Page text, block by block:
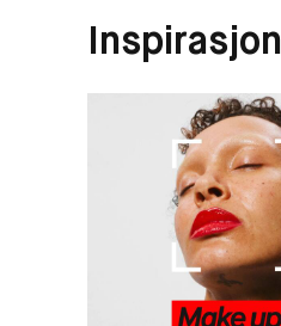
Inspirasjon